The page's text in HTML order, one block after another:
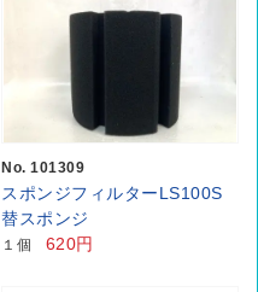
No. 101309
スポンジフィルターLS100S
替スポンジ
１個 620円